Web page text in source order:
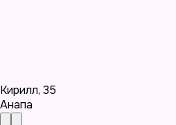
Кирилл, 35
Анапа